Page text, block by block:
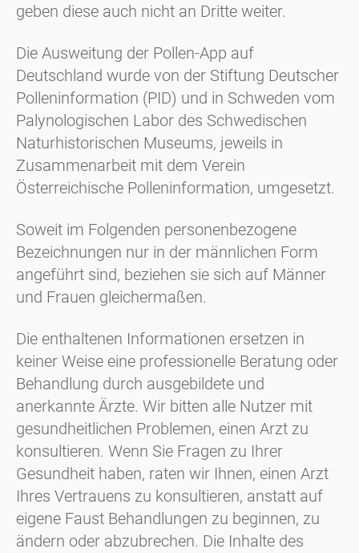
geben diese auch nicht an Dritte weiter.
Die Ausweitung der Pollen-App auf
Deutschland wurde von der Stiftung Deutscher
Polleninformation (PID) und in Schweden vom
Palynologischen Labor des Schwedischen
Naturhistorischen Museums, jeweils in
Zusammenarbeit mit dem Verein
Österreichische Polleninformation, umgesetzt.
Soweit im Folgenden personenbezogene
Bezeichnungen nur in der männlichen Form
angeführt sind, beziehen sie sich auf Männer
und Frauen gleichermaßen.
Die enthaltenen Informationen ersetzen in
keiner Weise eine professionelle Beratung oder
Behandlung durch ausgebildete und
anerkannte Ärzte. Wir bitten alle Nutzer mit
gesundheitlichen Problemen, einen Arzt zu
konsultieren. Wenn Sie Fragen zu Ihrer
Gesundheit haben, raten wir Ihnen, einen Arzt
Ihres Vertrauens zu konsultieren, anstatt auf
eigene Faust Behandlungen zu beginnen, zu
ändern oder abzubrechen. Die Inhalte des